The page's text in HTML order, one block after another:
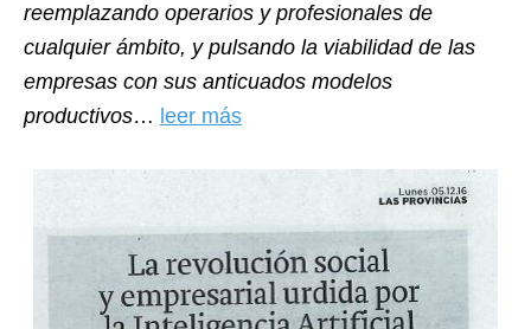
reemplazando operarios y profesionales de
cualquier ámbito, y pulsando la viabilidad de las
empresas con sus anticuados modelos
productivos… leer más